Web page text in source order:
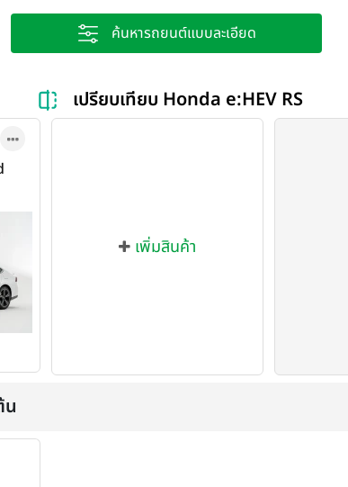
ค้นหารถยนต์แบบละเอียด
เปรียบเทียบ Honda e:HEV RS
เพิ่มสินค้า
น